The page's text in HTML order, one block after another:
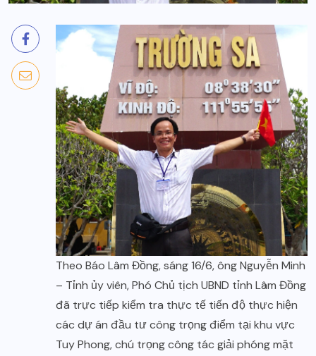
Theo Báo Lâm Đồng, sáng 16/6, ông Nguyễn Minh
– Tỉnh ủy viên, Phó Chủ tịch UBND tỉnh Lâm Đồng
đã trực tiếp kiểm tra thực tế tiến độ thực hiện
các dự án đầu tư công trọng điểm tại khu vực
Tuy Phong, chú trọng công tác giải phóng mặt